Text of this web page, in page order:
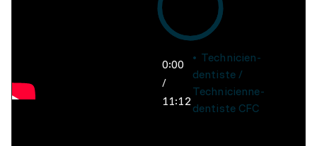
0:00
/
11:12
Technicien-
dentiste /
Technicienne-
dentiste CFC